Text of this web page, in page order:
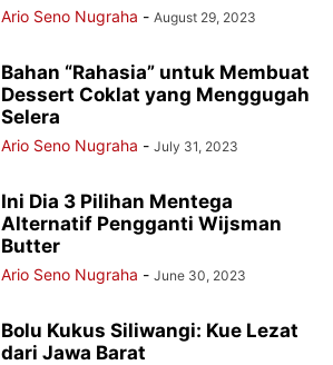
Ario Seno Nugraha - August 29, 2023
Bahan “Rahasia” untuk Membuat
Dessert Coklat yang Menggugah
Selera
Ario Seno Nugraha - July 31, 2023
Ini Dia 3 Pilihan Mentega
Alternatif Pengganti Wijsman
Butter
Ario Seno Nugraha - June 30, 2023
Bolu Kukus Siliwangi: Kue Lezat
dari Jawa Barat